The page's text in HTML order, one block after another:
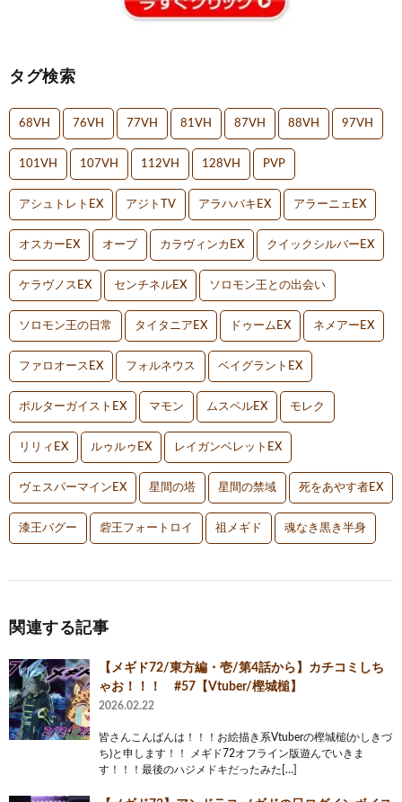
タグ検索
68VH 76VH 77VH 81VH 87VH 88VH 97VH
101VH 107VH 112VH 128VH PVP
アシュトレトEX アジトTV アラハバキEX アラーニェEX
オスカーEX オーブ カラヴィンカEX クイックシルバーEX
ケラヴノスEX センチネルEX ソロモン王との出会い
ソロモン王の日常 タイタニアEX ドゥームEX ネメアーEX
ファロオースEX フォルネウス ベイグラントEX
ポルターガイストEX マモン ムスペルEX モレク
リリィEX ルゥルゥEX レイガンベレットEX
ヴェスパーマインEX 星間の塔 星間の禁域 死をあやす者EX
漆王バグー 砦王フォートロイ 祖メギド 魂なき黒き半身
関連する記事
【メギド72/東方編・壱/第4話から】カチコミしち
ゃお！！！ #57【Vtuber/樫城槌】
2026.02.22
皆さんこんばんは！！！お絵描き系Vtuberの樫城槌(かしきづ
ち)と申します！！ メギド72オフライン版遊んでいきま
す！！！最後のハジメドキだったみた[…]